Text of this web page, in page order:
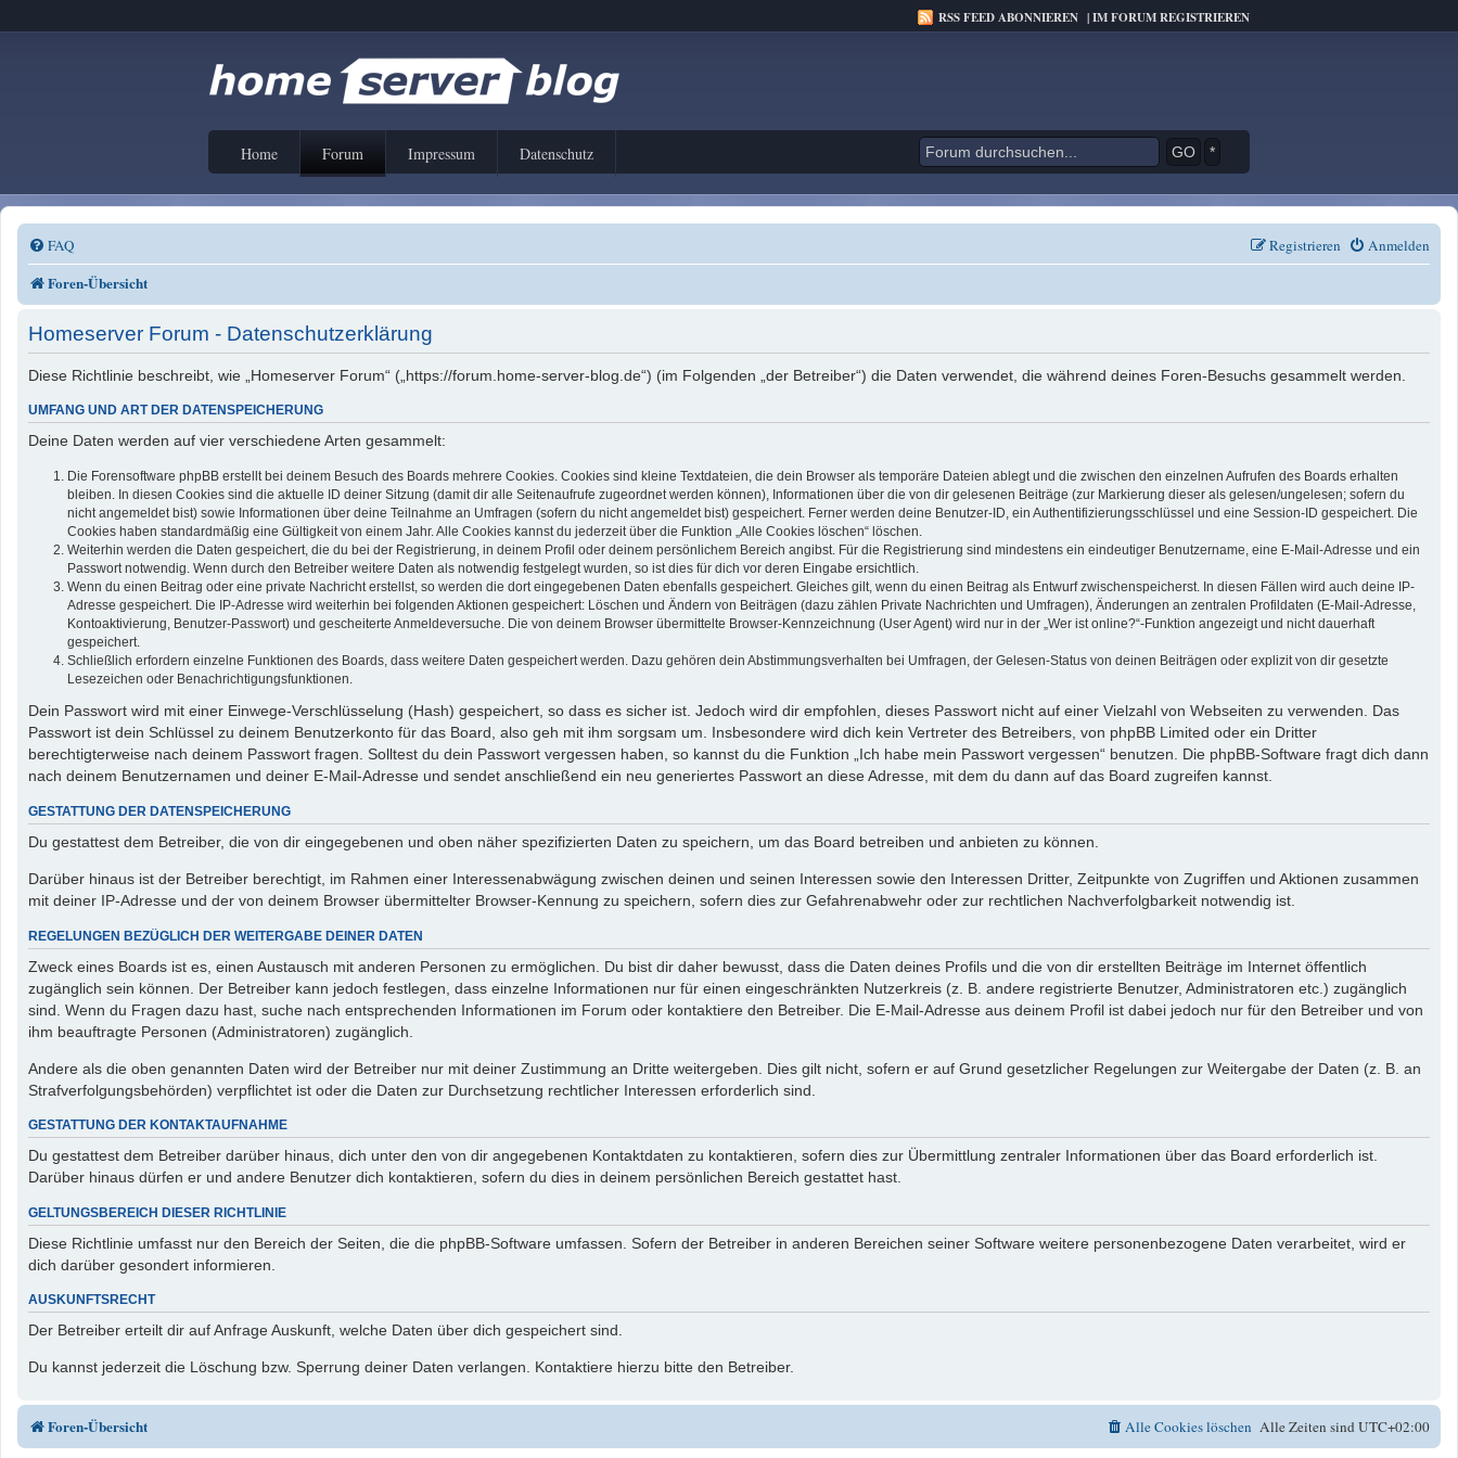
RSS FEED ABONNIEREN |IM FORUM REGISTRIEREN
Home Forum Impressum Datenschutz *
FAQ Anmelden
Registrieren
Foren-Übersicht
Homeserver Forum - Datenschutzerklärung
Diese Richtlinie beschreibt, wie „Homeserver Forum“ („https://forum.home-server-blog.de“) (im Folgenden „der Betreiber“) die Daten verwendet, die während deines Foren-Besuchs gesammelt werden.
UMFANG UND ART DER DATENSPEICHERUNG
Deine Daten werden auf vier verschiedene Arten gesammelt:
Die Forensoftware phpBB erstellt bei deinem Besuch des Boards mehrere Cookies. Cookies sind kleine Textdateien, die dein Browser als temporäre Dateien ablegt und die zwischen den einzelnen Aufrufen des Boards erhalten
bleiben. In diesen Cookies sind die aktuelle ID deiner Sitzung (damit dir alle Seitenaufrufe zugeordnet werden können), Informationen über die von dir gelesenen Beiträge (zur Markierung dieser als gelesen/ungelesen; sofern du
nicht angemeldet bist) sowie Informationen über deine Teilnahme an Umfragen (sofern du nicht angemeldet bist) gespeichert. Ferner werden deine Benutzer-ID, ein Authentifizierungsschlüssel und eine Session-ID gespeichert. Die
Cookies haben standardmäßig eine Gültigkeit von einem Jahr. Alle Cookies kannst du jederzeit über die Funktion „Alle Cookies löschen“ löschen.
Weiterhin werden die Daten gespeichert, die du bei der Registrierung, in deinem Profil oder deinem persönlichem Bereich angibst. Für die Registrierung sind mindestens ein eindeutiger Benutzername, eine E-Mail-Adresse und ein
Passwort notwendig. Wenn durch den Betreiber weitere Daten als notwendig festgelegt wurden, so ist dies für dich vor deren Eingabe ersichtlich.
Wenn du einen Beitrag oder eine private Nachricht erstellst, so werden die dort eingegebenen Daten ebenfalls gespeichert. Gleiches gilt, wenn du einen Beitrag als Entwurf zwischenspeicherst. In diesen Fällen wird auch deine IP-
Adresse gespeichert. Die IP-Adresse wird weiterhin bei folgenden Aktionen gespeichert: Löschen und Ändern von Beiträgen (dazu zählen Private Nachrichten und Umfragen), Änderungen an zentralen Profildaten (E-Mail-Adresse,
Kontoaktivierung, Benutzer-Passwort) und gescheiterte Anmeldeversuche. Die von deinem Browser übermittelte Browser-Kennzeichnung (User Agent) wird nur in der „Wer ist online?“-Funktion angezeigt und nicht dauerhaft
gespeichert.
Schließlich erfordern einzelne Funktionen des Boards, dass weitere Daten gespeichert werden. Dazu gehören dein Abstimmungsverhalten bei Umfragen, der Gelesen-Status von deinen Beiträgen oder explizit von dir gesetzte
Lesezeichen oder Benachrichtigungsfunktionen.
Dein Passwort wird mit einer Einwege-Verschlüsselung (Hash) gespeichert, so dass es sicher ist. Jedoch wird dir empfohlen, dieses Passwort nicht auf einer Vielzahl von Webseiten zu verwenden. Das
Passwort ist dein Schlüssel zu deinem Benutzerkonto für das Board, also geh mit ihm sorgsam um. Insbesondere wird dich kein Vertreter des Betreibers, von phpBB Limited oder ein Dritter
berechtigterweise nach deinem Passwort fragen. Solltest du dein Passwort vergessen haben, so kannst du die Funktion „Ich habe mein Passwort vergessen“ benutzen. Die phpBB-Software fragt dich dann
nach deinem Benutzernamen und deiner E-Mail-Adresse und sendet anschließend ein neu generiertes Passwort an diese Adresse, mit dem du dann auf das Board zugreifen kannst.
GESTATTUNG DER DATENSPEICHERUNG
Du gestattest dem Betreiber, die von dir eingegebenen und oben näher spezifizierten Daten zu speichern, um das Board betreiben und anbieten zu können.
Darüber hinaus ist der Betreiber berechtigt, im Rahmen einer Interessenabwägung zwischen deinen und seinen Interessen sowie den Interessen Dritter, Zeitpunkte von Zugriffen und Aktionen zusammen
mit deiner IP-Adresse und der von deinem Browser übermittelter Browser-Kennung zu speichern, sofern dies zur Gefahrenabwehr oder zur rechtlichen Nachverfolgbarkeit notwendig ist.
REGELUNGEN BEZÜGLICH DER WEITERGABE DEINER DATEN
Zweck eines Boards ist es, einen Austausch mit anderen Personen zu ermöglichen. Du bist dir daher bewusst, dass die Daten deines Profils und die von dir erstellten Beiträge im Internet öffentlich
zugänglich sein können. Der Betreiber kann jedoch festlegen, dass einzelne Informationen nur für einen eingeschränkten Nutzerkreis (z. B. andere registrierte Benutzer, Administratoren etc.) zugänglich
sind. Wenn du Fragen dazu hast, suche nach entsprechenden Informationen im Forum oder kontaktiere den Betreiber. Die E-Mail-Adresse aus deinem Profil ist dabei jedoch nur für den Betreiber und von
ihm beauftragte Personen (Administratoren) zugänglich.
Andere als die oben genannten Daten wird der Betreiber nur mit deiner Zustimmung an Dritte weitergeben. Dies gilt nicht, sofern er auf Grund gesetzlicher Regelungen zur Weitergabe der Daten (z. B. an
Strafverfolgungsbehörden) verpflichtet ist oder die Daten zur Durchsetzung rechtlicher Interessen erforderlich sind.
GESTATTUNG DER KONTAKTAUFNAHME
Du gestattest dem Betreiber darüber hinaus, dich unter den von dir angegebenen Kontaktdaten zu kontaktieren, sofern dies zur Übermittlung zentraler Informationen über das Board erforderlich ist.
Darüber hinaus dürfen er und andere Benutzer dich kontaktieren, sofern du dies in deinem persönlichen Bereich gestattet hast.
GELTUNGSBEREICH DIESER RICHTLINIE
Diese Richtlinie umfasst nur den Bereich der Seiten, die die phpBB-Software umfassen. Sofern der Betreiber in anderen Bereichen seiner Software weitere personenbezogene Daten verarbeitet, wird er
dich darüber gesondert informieren.
AUSKUNFTSRECHT
Der Betreiber erteilt dir auf Anfrage Auskunft, welche Daten über dich gespeichert sind.
Du kannst jederzeit die Löschung bzw. Sperrung deiner Daten verlangen. Kontaktiere hierzu bitte den Betreiber.
Foren-Übersicht Alle Zeiten sindUTC+02:00
Alle Cookies löschen